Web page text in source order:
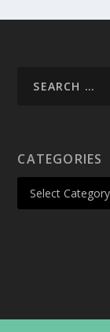
CATEGORIES